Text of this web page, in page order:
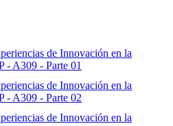
de Innovación en la
- A309 - Parte 01
de Innovación en la
- A309 - Parte 02
de Innovación en la